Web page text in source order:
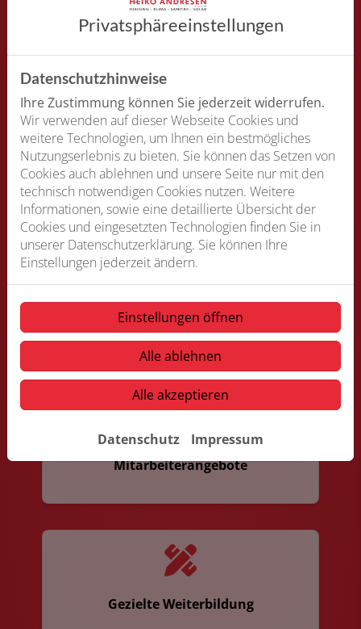
Betriebliche Altersvorsorge
Eigenverantwortliches Arbeiten
Interessante und herausfordernde
Projekte
Mitarbeiterangebote
Gezielte Weiterbildung
Privatsphäre­einstellungen
Datenschutzhinweise
Ihre Zustimmung können Sie jederzeit widerrufen.
Wir verwenden auf dieser Webseite Cookies und
weitere Technologien, um Ihnen ein bestmögliches
Nutzungserlebnis zu bieten. Sie können das Setzen von
Cookies auch ablehnen und unsere Seite nur mit den
technisch notwendigen Cookies nutzen. Weitere
Informationen, sowie eine detaillierte Übersicht der
Cookies und eingesetzten Technologien finden Sie in
unserer Datenschutzerklärung. Sie können Ihre
Einstellungen jederzeit ändern.
Einstellungen öffnen
Alle ablehnen
Alle akzeptieren
Datenschutz Impressum